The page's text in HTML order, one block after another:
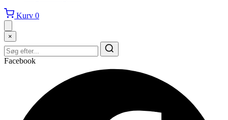
Kurv 0
×
Facebook